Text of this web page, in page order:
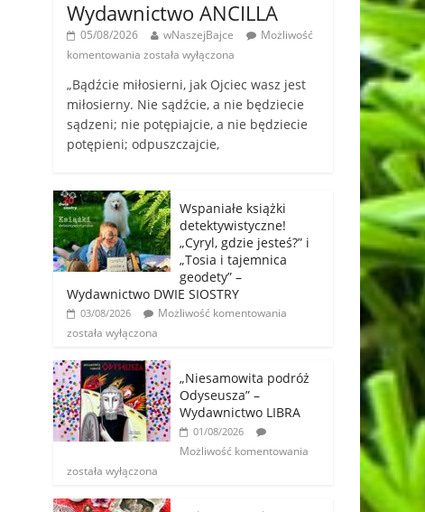
Wydawnictwo ANCILLA
05/08/2026 wNaszejBajce
Możliwość
komentowania została wyłączona
„Bądźcie miłosierni, jak Ojciec wasz jest
miłosierny. Nie sądźcie, a nie będziecie
sądzeni; nie potępiajcie, a nie będziecie
potępieni; odpuszczajcie,
Wspaniałe książki
detektywistyczne!
„Cyryl, gdzie jesteś?” i
„Tosia i tajemnica
geodety” –
Wydawnictwo DWIE SIOSTRY
03/08/2026
Możliwość komentowania
została wyłączona
„Niesamowita podróż
Odyseusza” –
Wydawnictwo LIBRA
01/08/2026
Możliwość komentowania
została wyłączona